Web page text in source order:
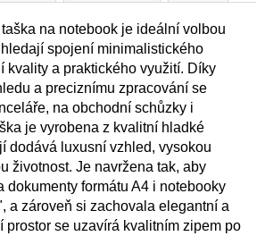
na notebook je ideální volbou
spojení minimalistického
kvality a praktického využití. Díky
a preciznímu zpracování se
na obchodní schůzky i
je vyrobena z kvalitní hladké
dodává luxusní vzhled, vysokou
životnost. Je navržena tak, aby
dokumenty formátu A4 i notebooky
a zároveň si zachovala elegantní a
prostor se uzavírá kvalitním zipem po